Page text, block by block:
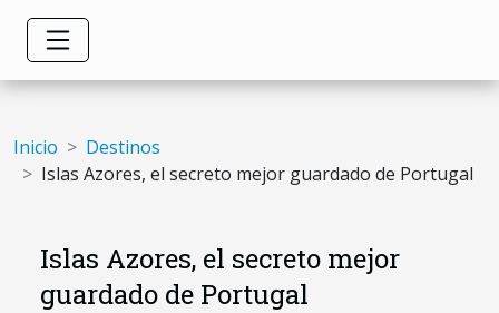
Inicio
Destinos
Islas Azores, el secreto mejor guardado de Portugal
Islas Azores, el secreto mejor
guardado de Portugal